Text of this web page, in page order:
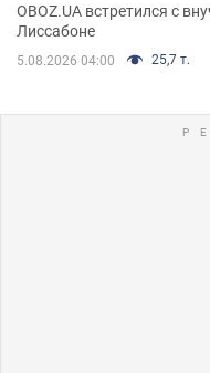
OBOZ.UA встретился с
Лиссабоне
5.08.2026 04:00 25,7 т.